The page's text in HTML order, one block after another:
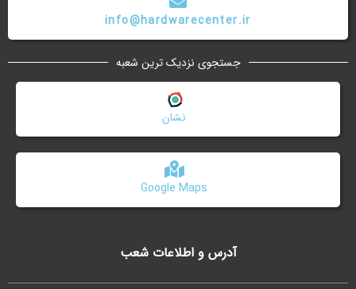
آدرس و اطلاعات شعب
info@hardwarecenter.ir
جستجوی نزدیک ترین شعبه
Google Maps
نشان